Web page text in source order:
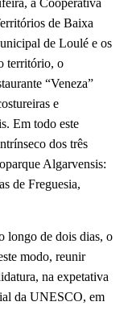
a Cooperativa
de Baixa
de Loulé e os
território, o
“Veneza”
e
Em todo este
dos três
Algarvensis:
de Freguesia,
longo de dois dias, o
modo, reunir
na expetativa
da UNESCO, em